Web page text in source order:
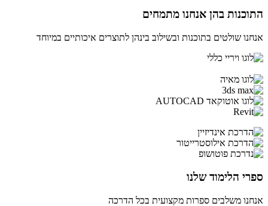
התוכנות בהן אנחנו מתמחים
אנחנו שולטים בתוכנות ובשילוב בינהן לתוצרים איכותיים במיוחד
ספרי הלימוד שלנו
אנחנו משלבים ספרות מקצועית בכל הדרכה